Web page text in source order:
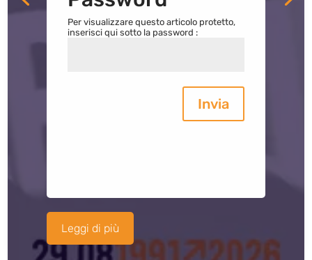
Per visualizzare questo articolo protetto,
inserisci qui sotto la password :
Invia
Leggi di più